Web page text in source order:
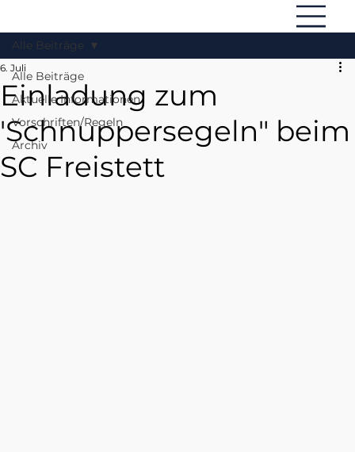
Alle Beiträge
Aktuelle Informationen
Vorschriften/Regeln
Archiv
Alle Beiträge
Einladung zum
'Schnuppersegeln" beim
SC Freistett
6. Juli